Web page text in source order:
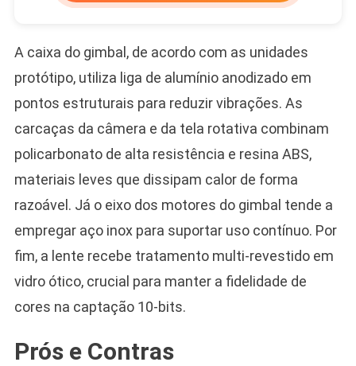
A caixa do gimbal, de acordo com as unidades
protótipo, utiliza liga de alumínio anodizado em
pontos estruturais para reduzir vibrações. As
carcaças da câmera e da tela rotativa combinam
policarbonato de alta resistência e resina ABS,
materiais leves que dissipam calor de forma
razoável. Já o eixo dos motores do gimbal tende a
empregar aço inox para suportar uso contínuo. Por
fim, a lente recebe tratamento multi-revestido em
vidro ótico, crucial para manter a fidelidade de
cores na captação 10-bits.
Prós e Contras